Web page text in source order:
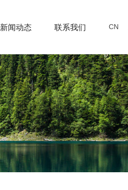
新闻动态 联系我们 CN